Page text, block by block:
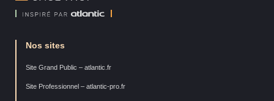
Nos sites
Site Grand Public – atlantic.fr
Site Professionnel – atlantic-pro.fr